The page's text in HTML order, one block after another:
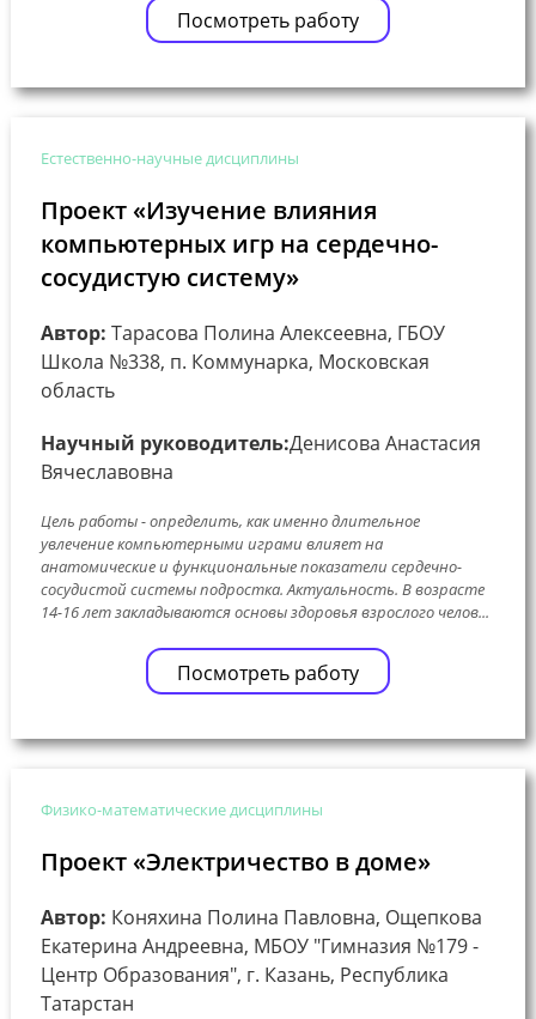
Посмотреть работу
Естественно-научные дисциплины
Проект «Изучение влияния
компьютерных игр на сердечно-
сосудистую систему»
Автор: Тарасова Полина Алексеевна, ГБОУ
Школа №338, п. Коммунарка, Московская
область
Научный руководитель:Денисова Анастасия
Вячеславовна
Цель работы - определить, как именно длительное
увлечение компьютерными играми влияет на
анатомические и функциональные показатели сердечно-
сосудистой системы подростка. Актуальность. В возрасте
14-16 лет закладываются основы здоровья взрослого челов...
Посмотреть работу
Физико-математические дисциплины
Проект «Электричество в доме»
Автор: Коняхина Полина Павловна, Ощепкова
Екатерина Андреевна, МБОУ "Гимназия №179 -
Центр Образования", г. Казань, Республика
Татарстан